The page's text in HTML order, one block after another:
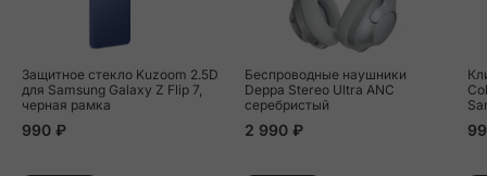
Защитное стекло Kuzoom 2.5D
для Samsung Galaxy Z Flip 7,
черная рамка
990 ₽
Беспроводные наушники
Deppa Stereo Ultra ANC
серебристый
2 990 ₽